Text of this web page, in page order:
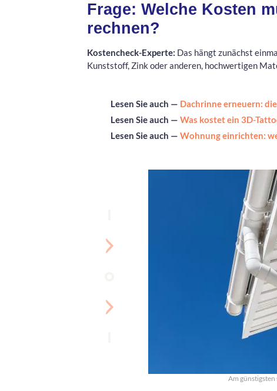
Frage: Welche Kosten
rechnen?
Kostencheck-Experte: Das hängt zunächst
Kunststoff, Zink oder anderen, hochwertigen
Lesen Sie auch — Dachrinne erneuern:
Lesen Sie auch — Was kostet ein 3D-
Lesen Sie auch — Wohnung einrichten:
Am